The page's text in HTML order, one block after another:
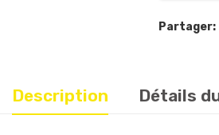
Partager:
Description Détails